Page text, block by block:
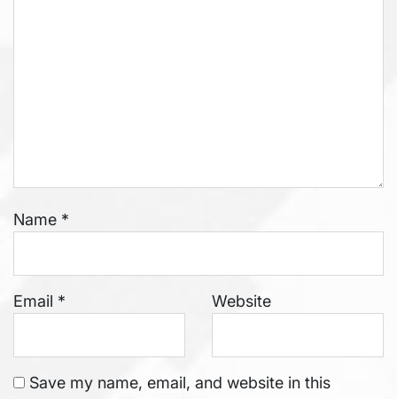
Name *
Email * Website
Save my name, email, and website in this